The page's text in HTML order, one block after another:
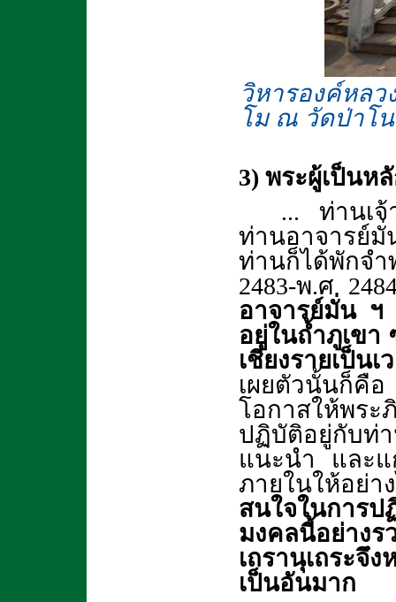
วิหารองค์หล
โม ณ วัดป่าโ
3) พระผู้เป็น
... ท่านเจ้
ท่านอาจารย์มั่
ท่านก็ได้พักจ
2483-พ.ศ
อาจารย์มั่น ฯ
อยู่ในถ้ำภูเขา
เชียงรายเป็น
เผยตัวนั้นก็คื
โอกาสให้พระ
ปฏิบัติอยู่กับท่
แนะนำ และ
ภายในให้อย่
สนใจในการ
มงคลนี้อย่าง
เถรานุเถระจึ
เป็นอันมาก